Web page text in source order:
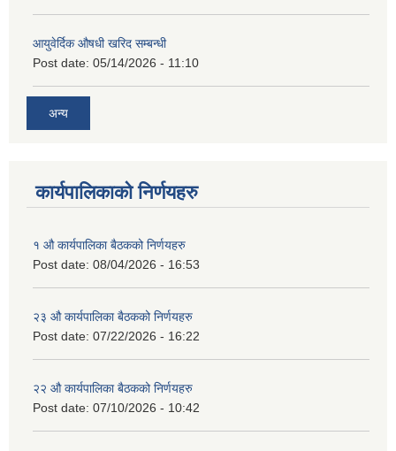
आयुवेर्दिक औषधी खरिद सम्बन्धी
Post date: 05/14/2026 - 11:10
अन्य
कार्यपालिकाको निर्णयहरु
१ औ कार्यपालिका बैठकको निर्णयहरु
Post date: 08/04/2026 - 16:53
२३ औ कार्यपालिका बैठकको निर्णयहरु
Post date: 07/22/2026 - 16:22
२२ औ कार्यपालिका बैठकको निर्णयहरु
Post date: 07/10/2026 - 10:42